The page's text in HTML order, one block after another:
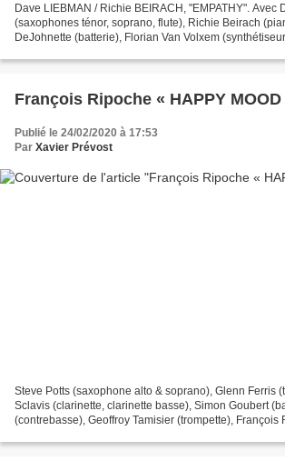
Dave LIEBMAN / Richie BEIRACH, "EMPATHY". Avec
(saxophones ténor, soprano, flute), Richie Beirach
DeJohnette (batterie), Florian Van Volxem
François Ripoche « HAPPY MOOD
Publié le 24/02/2020 à 17:53
Par Xavier Prévost
Steve Potts (saxophone alto & soprano), Glenn Ferris
Sclavis (clarinette, clarinette basse), Simon Goubert
(contrebasse), Geoffroy Tamisier (trompette), François